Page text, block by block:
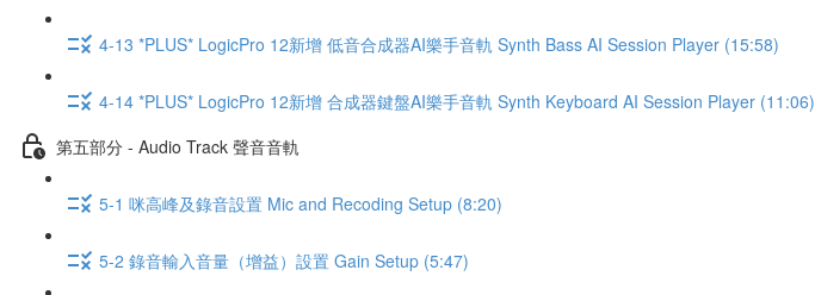
4-13 *PLUS* LogicPro 12新增 低音合成器AI樂手音軌 Synth Bass AI Session Player (15:58)
4-14 *PLUS* LogicPro 12新增 合成器鍵盤AI樂手音軌 Synth Keyboard AI Session Player (11:06)
第五部分 - Audio Track 聲音音軌
5-1 咪高峰及錄音設置 Mic and Recoding Setup (8:20)
5-2 錄音輸入音量（增益）設置 Gain Setup (5:47)